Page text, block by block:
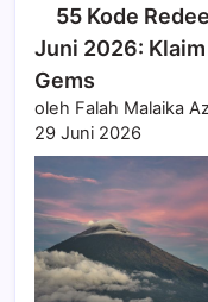
55 Kode
Juni 2026: Klaim
Gems
oleh Falah Malaika
29 Juni 2026